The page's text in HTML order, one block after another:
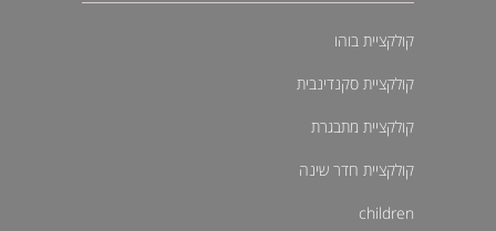
קולקציית בוהו
קולקציית סקנדינבית
קולקציית מתבגרת
קולקציית חדר שינה
children